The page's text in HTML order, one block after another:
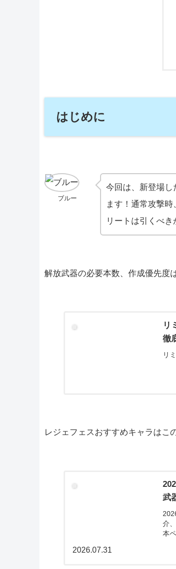
はじめに
ブルー
今回は、新登場し
ます！通常攻撃
リートは引くべき
解放武器の必要本数、作成優先度
リ
徹
リ
レジェフェスおすすめキャラはこ
武
介
本
2026.07.31